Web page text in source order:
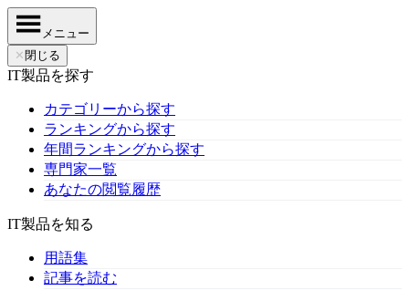
メニュー
✕ 閉じる
IT製品を探す
カテゴリーから探す
ランキングから探す
年間ランキングから探す
専門家一覧
あなたの閲覧履歴
IT製品を知る
用語集
記事を読む